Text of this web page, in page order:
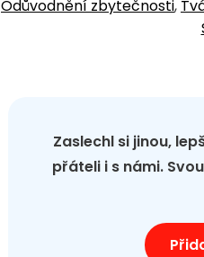
Odůvodnění zbytečnosti,
Zaslechl si jinou,
přáteli i s námi.